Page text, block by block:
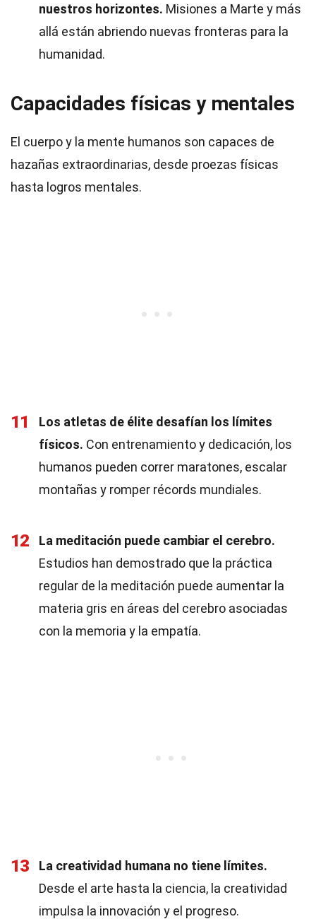
nuestros horizontes. Misiones a Marte y más
allá están abriendo nuevas fronteras para la
humanidad.
Capacidades físicas y mentales
El cuerpo y la mente humanos son capaces de
hazañas extraordinarias, desde proezas físicas
hasta logros mentales.
11
Los atletas de élite desafían los límites
físicos. Con entrenamiento y dedicación, los
humanos pueden correr maratones, escalar
montañas y romper récords mundiales.
12
La meditación puede cambiar el cerebro.
Estudios han demostrado que la práctica
regular de la meditación puede aumentar la
materia gris en áreas del cerebro asociadas
con la memoria y la empatía.
13
La creatividad humana no tiene límites.
Desde el arte hasta la ciencia, la creatividad
impulsa la innovación y el progreso.